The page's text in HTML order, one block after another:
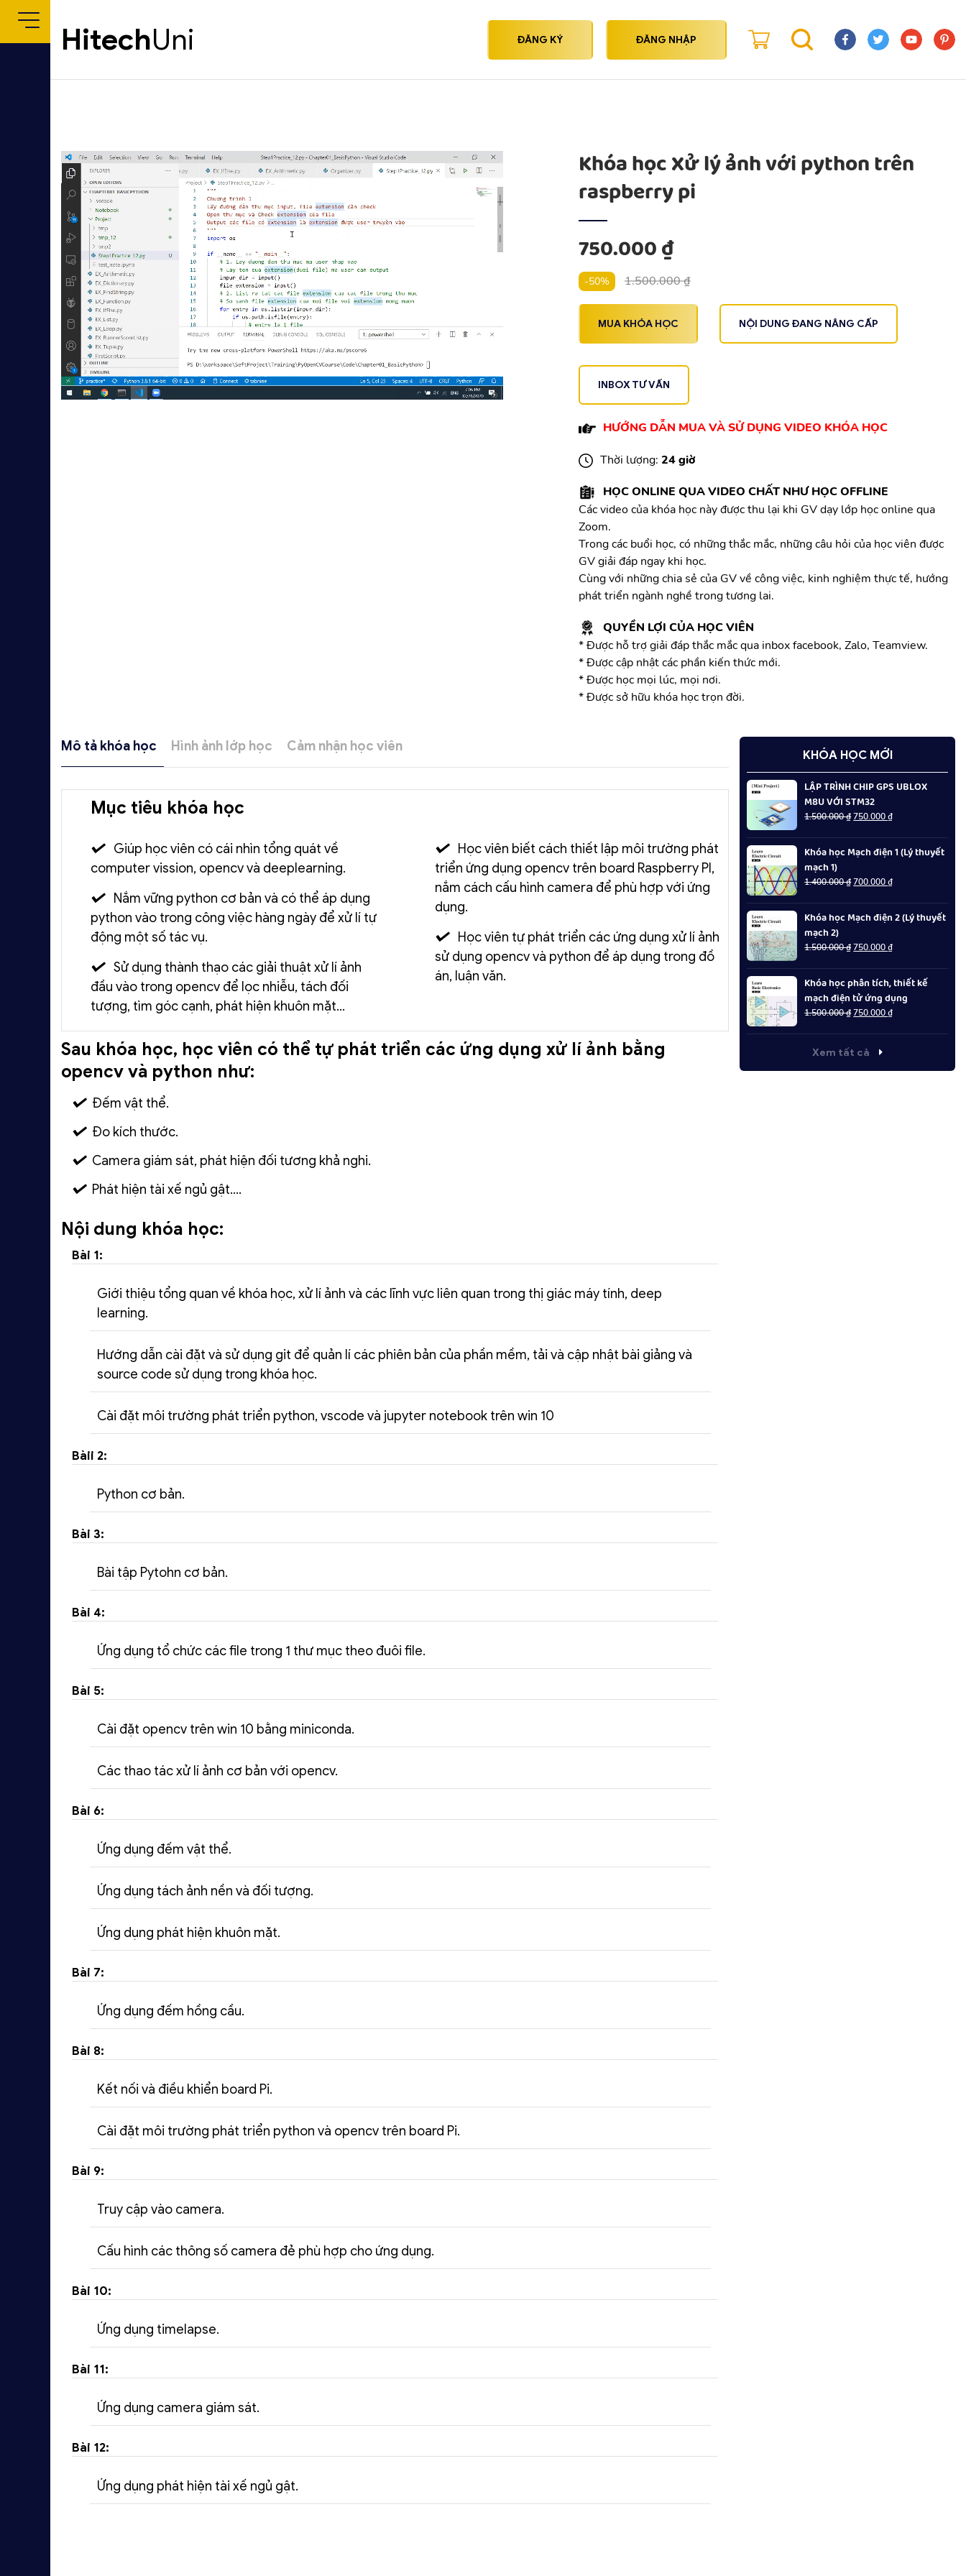
HitechUni ĐĂNG KÝ ĐĂNG NHẬP
Khóa học Xử lý ảnh với python trên
raspberry pi
750.000₫
-50% 1.500.000₫
MUA KHÓA HỌC NỘI DUNG ĐANG NÂNG CẤP
INBOX TƯ VẤN
HƯỚNG DẪN MUA VÀ SỬ DỤNG VIDEO KHÓA HỌC
Thời lượng: 24 giờ
HỌC ONLINE QUA VIDEO CHẤT NHƯ HỌC OFFLINE
Các video của khóa học này được thu lại khi GV dạy lớp học online qua
Zoom.
Trong các buổi học, có những thắc mắc, những câu hỏi của học viên được
GV giải đáp ngay khi học.
Cùng với những chia sẻ của GV về công việc, kinh nghiệm thực tế, hướng
phát triển ngành nghề trong tương lai.
QUYỀN LỢI CỦA HỌC VIÊN
* Được hỗ trợ giải đáp thắc mắc qua inbox facebook, Zalo, Teamview.
* Được cập nhật các phần kiến thức mới.
* Được học mọi lúc, mọi nơi.
* Được sở hữu khóa học trọn đời.
Mô tả khóa học Hình ảnh lớp học Cảm nhận học viên
Mục tiêu khóa học
Giúp học viên có cái nhìn tổng quát về
computer vission, opencv và deeplearning.
Nắm vững python cơ bản và có thể áp dụng
python vào trong công việc hàng ngày để xử lí tự
động một số tác vụ.
Sử dụng thành thạo các giải thuật xử lí ảnh
đầu vào trong opencv để lọc nhiễu, tách đối
tượng, tìm góc cạnh, phát hiện khuôn mặt...
Học viên biết cách thiết lập môi trường phát
triển ứng dụng opencv trên board Raspberry PI,
nắm cách cấu hình camera để phù hợp với ứng
dụng.
Học viên tự phát triển các ứng dụng xử lí ảnh
sử dụng opencv và python để áp dụng trong đồ
án, luận văn.
Sau khóa học, học viên có thể tự phát triển các ứng dụng xử lí ảnh bằng
opencv và python như:
Đếm vật thể.
Đo kích thước.
Camera giám sát, phát hiện đối tương khả nghi.
Phát hiện tài xế ngủ gật….
Nội dung khóa học:
Bài 1:
Giới thiệu tổng quan về khóa học, xử lí ảnh và các lĩnh vực liên quan trong thị giác máy tính, deep
learning.
Hướng dẫn cài đặt và sử dụng git để quản lí các phiên bản của phần mềm, tải và cập nhật bài giảng và
source code sử dụng trong khóa học.
Cài đặt môi trường phát triển python, vscode và jupyter notebook trên win 10
Bàii 2:
Python cơ bản.
Bài 3:
Bài tập Pytohn cơ bản.
Bài 4:
Ứng dụng tổ chức các file trong 1 thư mục theo đuôi file.
Bài 5:
Cài đặt opencv trên win 10 bằng miniconda.
Các thao tác xử lí ảnh cơ bản với opencv.
Bài 6:
Ứng dụng đếm vật thể.
Ứng dụng tách ảnh nền và đối tượng.
Ứng dụng phát hiện khuôn mặt.
Bài 7:
Ứng dụng đếm hồng cầu.
Bài 8:
Kết nối và điều khiển board Pi.
Cài đặt môi trường phát triển python và opencv trên board Pi.
Bài 9:
Truy cập vào camera.
Cấu hình các thông số camera đẻ phù hợp cho ứng dụng.
Bài 10:
Ứng dụng timelapse.
Bài 11:
Ứng dụng camera giám sát.
Bài 12:
Ứng dụng phát hiện tài xế ngủ gật.
KHÓA HỌC MỚI
LẬP TRÌNH CHIP GPS UBLOX
M8U VỚI STM32
1.500.000₫Giá
là:
1.500.000 ₫.
750.000₫Giá
tại
là:
Khóa học Mạch điện 1 (Lý thuyết
mạch 1)
1.400.000₫Giá
là:
1.400.000 ₫.
700.000₫Giá
tại
là:
Khóa học Mạch điện 2 (Lý thuyết
mạch 2)
1.500.000₫Giá
là:
1.500.000 ₫.
750.000₫Giá
tại
là:
750.000 ₫.
Khóa học phân tích, thiết kế
mạch điện tử ứng dụng
1.500.000₫Giá
là:
1.500.000 ₫.
750.000₫Giá
tại
Xem tất cả